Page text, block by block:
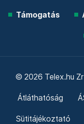
Támogatás
© 2026 Telex.hu
Átláthatóság
Sütitájékoztató